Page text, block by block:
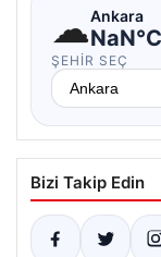
☁Ankara
NaN°C
ŞEHIR SEÇ
Bizi Takip Edin